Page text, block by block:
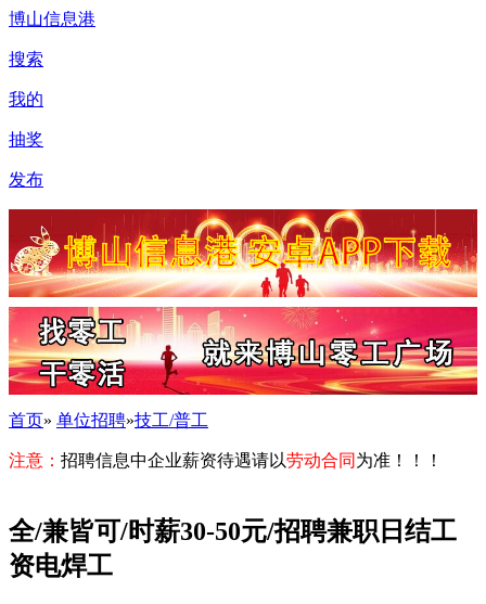
博山信息港
搜索
我的
抽奖
发布
首页» 单位招聘»技工/普工
注意： 招聘信息中企业薪资待遇请以劳动合同 为准！！！
全/兼皆可/时薪30-50元/招聘兼职日结工
资电焊工